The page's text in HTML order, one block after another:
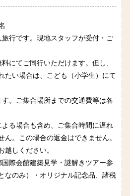
行です。現地スタッフが受付・ご
にてご同行いただけます。但し、
たい場合は、こども（小学生）にて
。ご集合場所までの交通費等は各
る場合も含め、ご集合時間に遅れ
ん。この場合の返金はできません。
越しください。
際会館建築見学・謎解きツアー参
なのみ）・オリジナル記念品、諸税